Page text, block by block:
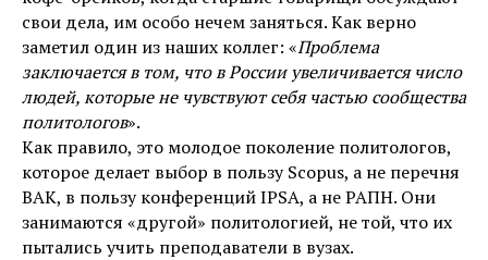
свои дела, им особо нечем заняться. Как верно
заметил один из наших коллег: «Проблема
заключается в том, что в России увеличивается число
людей, которые не чувствуют себя частью сообщества
политологов».
Как правило, это молодое поколение политологов,
которое делает выбор в пользу Scopus, а не перечня
ВАК, в пользу конференций IPSA, а не РАПН. Они
занимаются «другой» политологией, не той, что их
пытались учить преподаватели в вузах.